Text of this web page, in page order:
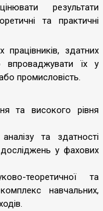
результати
та практичні
працівників, здатних
впроваджувати їх у
промисловість.
та високого рівня
та здатності
досліджень у фахових
теоретичної та
навчальних,